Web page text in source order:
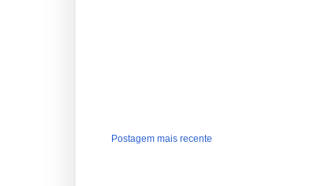
Postagem mais recente